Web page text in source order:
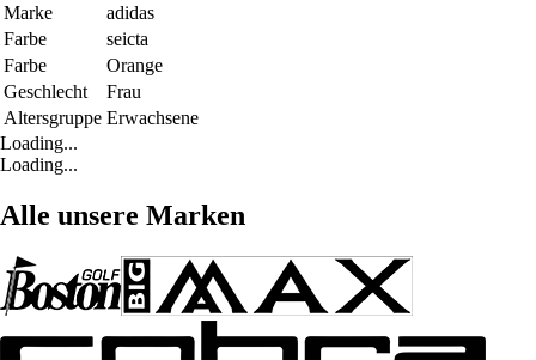
Marke
adidas
Farbe
seicta
Farbe
Orange
Geschlecht
Frau
Altersgruppe Erwachsene
Loading...
Loading...
Alle unsere Marken